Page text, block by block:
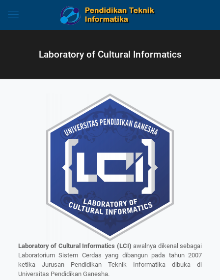
Laboratory of Cultural Informatics
Laboratory of Cultural Informatics (LCI) awalnya dikenal sebagai
Laboratorium Sistem Cerdas yang dibangun pada tahun 2007
ketika Jurusan Pendidikan Teknik Informatika dibuka di
Universitas Pendidikan Ganesha.